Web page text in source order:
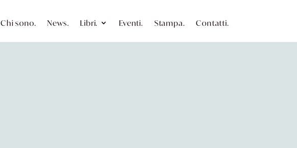
Chi sono. News. Libri. Eventi. Stampa. Contatti.